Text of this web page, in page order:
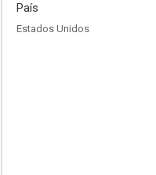
País
Estados Unidos